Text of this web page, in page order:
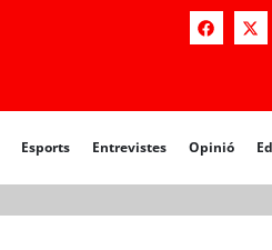
Esports Entrevistes Opinió
Opinió Editorial